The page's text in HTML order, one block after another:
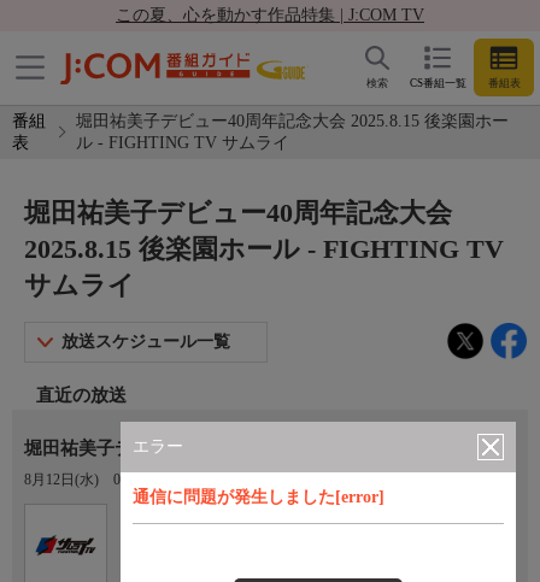
この夏、心を動かす作品特集 | J:COM TV
CS番組一覧 番組表
検索
番組
表
堀田祐美子デビュー40周年記念大会 2025.8.15 後楽園ホー
ル - FIGHTING TV サムライ
エラー
通信に問題が発生しました[error]
堀田祐美子デビュー40周年記念大会
2025.8.15 後楽園ホール - FIGHTING TV
サムライ
放送スケジュール一覧
直近の放送
堀田祐美子デビュー40周年記念大会 2025.8.15 後楽園ホール
8月12日(水) 06:00〜08:00
オプション